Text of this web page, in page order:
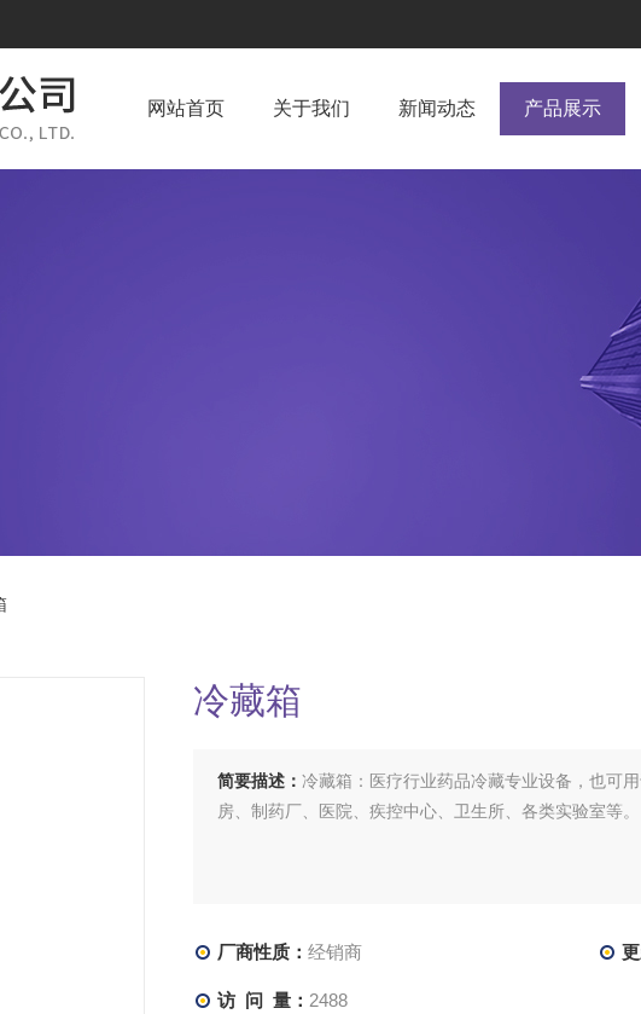
网站首页 关于我们 新闻动态 产品展示
冷藏箱
简要描述： 冷藏箱：医疗行业药品冷藏专业设备，也可
房、制药厂、医院、疾控中心、卫生所、各类实验室等。
厂商性质： 经销商
访 问 量： 2488